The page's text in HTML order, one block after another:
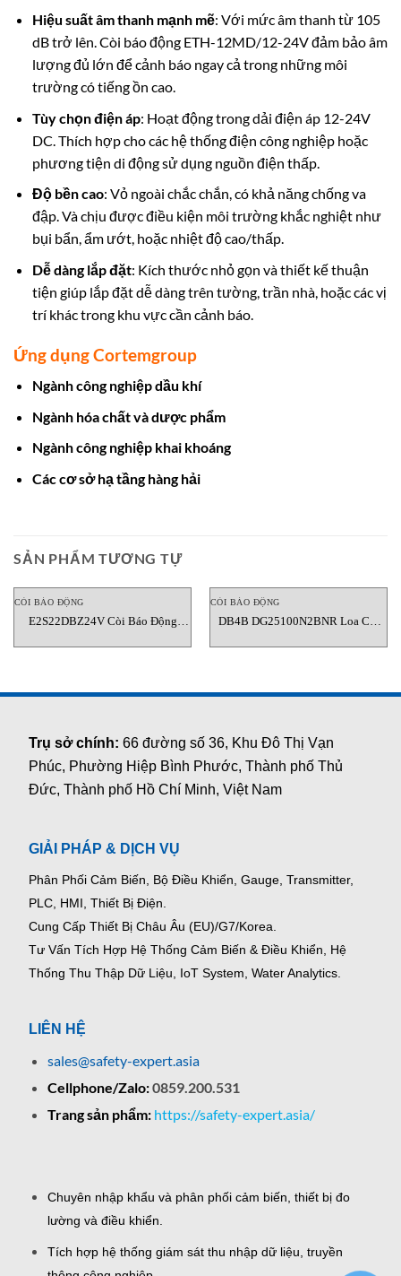
Hiệu suất âm thanh mạnh mẽ: Với mức âm thanh từ 105
dB trở lên. Còi báo động ETH-12MD/12-24V đảm bảo âm
lượng đủ lớn để cảnh báo ngay cả trong những môi
trường có tiếng ồn cao.
Tùy chọn điện áp: Hoạt động trong dải điện áp 12-24V
DC. Thích hợp cho các hệ thống điện công nghiệp hoặc
phương tiện di động sử dụng nguồn điện thấp.
Độ bền cao: Vỏ ngoài chắc chắn, có khả năng chống va
đập. Và chịu được điều kiện môi trường khắc nghiệt như
bụi bẩn, ẩm ướt, hoặc nhiệt độ cao/thấp.
Dễ dàng lắp đặt: Kích thước nhỏ gọn và thiết kế thuận
tiện giúp lắp đặt dễ dàng trên tường, trần nhà, hoặc các vị
trí khác trong khu vực cần cảnh báo.
Ứng dụng Cortemgroup
Ngành công nghiệp dầu khí
Ngành hóa chất và dược phẩm
Ngành công nghiệp khai khoáng
Các cơ sở hạ tầng hàng hải
SẢN PHẨM TƯƠNG TỰ
CÒI BÁO ĐỘNG
E2S22DBZ24V Còi Báo Động
CÒI BÁO ĐỘNG
DB4B DG25100N2BNR Loa Còi
Nam
Trụ sở chính:66 đường số 36, Khu Đô Thị Vạn
Phúc, Phường Hiệp Bình Phước, Thành phố Thủ
Đức, Thành phố Hồ Chí Minh, Việt Nam
GIẢI PHÁP & DỊCH VỤ
Phân Phối Cảm Biến, Bộ Điều Khiển, Gauge, Transmitter,
PLC, HMI, Thiết Bị Điện.
Cung Cấp Thiết Bị Châu Âu (EU)/G7/Korea.
Tư Vấn Tích Hợp Hệ Thống Cảm Biến & Điều Khiển, Hệ
Thống Thu Thập Dữ Liệu, IoT System, Water Analytics.
LIÊN HỆ
sales@safety-expert.asia
Cellphone/Zalo:0859.200.531
Trang sản phẩm: https://safety-expert.asia/
Chuyên nhập khẩu và phân phối cảm biến, thiết bị đo
lường và điều khiển.
Tích hợp hệ thống giám sát thu nhập dữ liệu, truyền